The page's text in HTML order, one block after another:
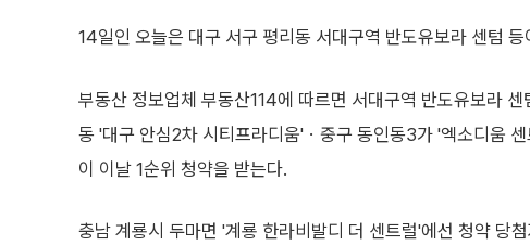
14일인 오늘은 대구 서구 평리동 서대구역 반도유보라 센텀 등
부동산 정보업체 부동산114에 따르면 서대구역 반도유보라
동 '대구 안심2차 시티프라디움'ㆍ중구 동인동3가 '엑소디움
이 이날 1순위 청약을 받는다.
충남 계룡시 두마면 '계룡 한라비발디 더 센트럴'에선 청약 당